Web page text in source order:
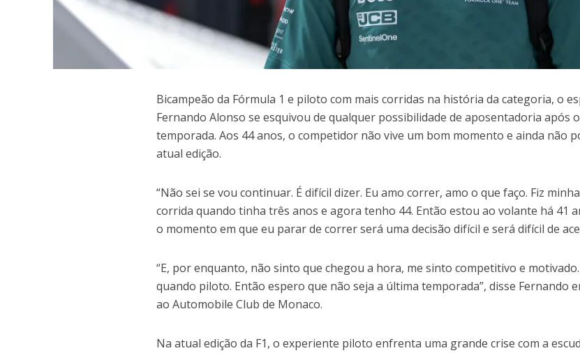
Bicampeão da Fórmula 1 e piloto com mais corridas na história da categoria, o
Fernando Alonso se esquivou de qualquer possibilidade de aposentadoria após
temporada. Aos 44 anos, o competidor não vive um bom momento e ainda não
atual edição.
“Não sei se vou continuar. É difícil dizer. Eu amo correr, amo o que faço. Fiz
corrida quando tinha três anos e agora tenho 44. Então estou ao volante há 41
o momento em que eu parar de correr será uma decisão difícil e será difícil de
“E, por enquanto, não sinto que chegou a hora, me sinto competitivo e
quando piloto. Então espero que não seja a última temporada”, disse Fernando
ao Automobile Club de Monaco.
Na atual edição da F1, o experiente piloto enfrenta uma grande crise com a